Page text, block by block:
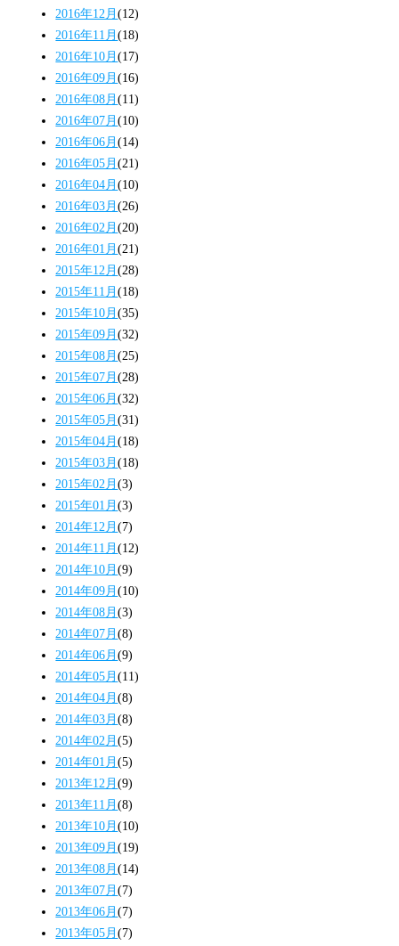
2016年12月(12)
2016年11月(18)
2016年10月(17)
2016年09月(16)
2016年08月(11)
2016年07月(10)
2016年06月(14)
2016年05月(21)
2016年04月(10)
2016年03月(26)
2016年02月(20)
2016年01月(21)
2015年12月(28)
2015年11月(18)
2015年10月(35)
2015年09月(32)
2015年08月(25)
2015年07月(28)
2015年06月(32)
2015年05月(31)
2015年04月(18)
2015年03月(18)
2015年02月(3)
2015年01月(3)
2014年12月(7)
2014年11月(12)
2014年10月(9)
2014年09月(10)
2014年08月(3)
2014年07月(8)
2014年06月(9)
2014年05月(11)
2014年04月(8)
2014年03月(8)
2014年02月(5)
2014年01月(5)
2013年12月(9)
2013年11月(8)
2013年10月(10)
2013年09月(19)
2013年08月(14)
2013年07月(7)
2013年06月(7)
2013年05月(7)